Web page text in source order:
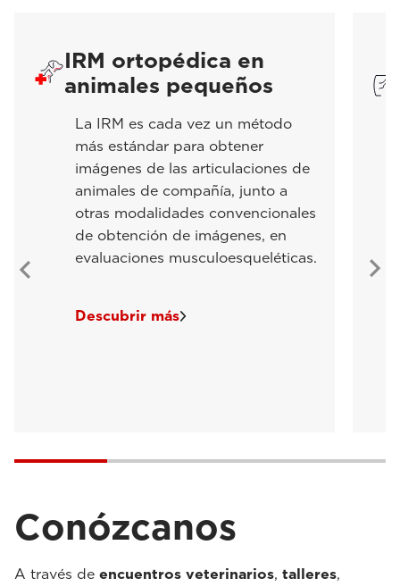
IRM ortopédica en
animales pequeños
La IRM es cada vez un método
más estándar para obtener
imágenes de las articulaciones de
animales de compañía, junto a
otras modalidades convencionales
de obtención de imágenes, en
evaluaciones musculoesqueléticas.
Descubrir más
Conózcanos
A través de encuentros veterinarios, talleres,